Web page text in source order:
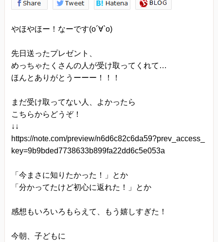
個人情報の収集・利用
のみ、個人情報を収集・利用いたします。当方に
提供によるものであり、お客様が個人情報を提供
された場合は、当方が本方針に則って個人情報を
・ご注文された当方の商品をお届けするうえで必
要な業務
れる情報の提供
せ、確認、および
サービス向上のための意見収集
当方は、法令に基づく場合等正当な理由によらな
やほやほー！なーです(o´∀`o)
先日送ったプレゼント、
めっちゃたくさんの人が受け取ってくれて…
ほんとありがとうーーー！！！
まだ受け取ってない人、よかったら
こちらからどうぞ！
↓↓
https://note.com/preview/n6d6c82c6da59?prev_access_
key=9b9bded7738633b899fa22dd6c5e053a
「今まさに知りたかった！」とか
「分かってたけど初心に返れた！」とか
感想もいろいろもらえて、もう嬉しすぎた！
今朝、子どもに